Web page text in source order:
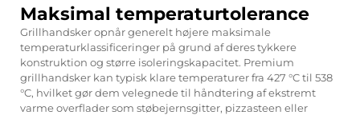
Maksimal temperaturtolerance
Grillhandsker opnår generelt højere maksimale
temperaturklassificeringer på grund af deres tykkere
konstruktion og større isoleringskapacitet. Premium
grillhandsker kan typisk klare temperaturer fra 427 °C til 538
°C, hvilket gør dem velegnede til håndtering af ekstremt
varme overflader som støbejernsgitter, pizzasteen eller